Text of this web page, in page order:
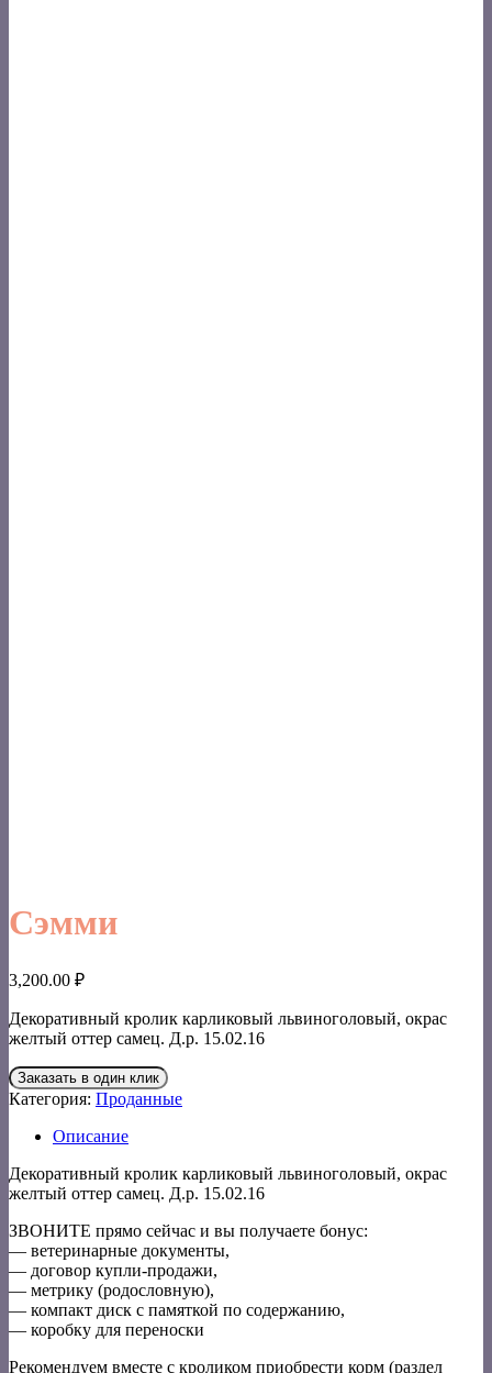
Сэмми
3,200.00 ₽
Декоративный кролик карликовый львиноголовый, окрас
желтый оттер самец. Д.р. 15.02.16
Заказать в один клик
Категория: Проданные
Описание
Декоративный кролик карликовый львиноголовый, окрас
желтый оттер самец. Д.р. 15.02.16
ЗВОНИТЕ прямо сейчас и вы получаете бонус:
— ветеринарные документы,
— договор купли-продажи,
— метрику (родословную),
— компакт диск с памяткой по содержанию,
— коробку для переноски
Рекомендуем вместе с кроликом приобрести корм (раздел